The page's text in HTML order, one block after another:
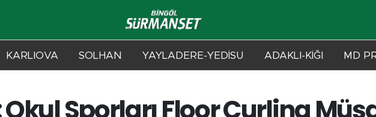
KARLIOVA SOLHAN YAYLADERE-YEDİSU ADAKLI-KİĞI MD